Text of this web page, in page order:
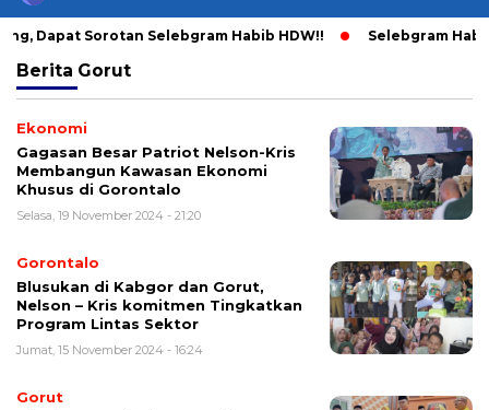
Dapat Sorotan Selebgram Habib HDW!! Selebgram Habib
Berita Gorut
Ekonomi
Gagasan Besar Patriot Nelson-Kris
Membangun Kawasan Ekonomi
Khusus di Gorontalo
Selasa, 19 November 2024 - 21:20
Gorontalo
Blusukan di Kabgor dan Gorut,
Nelson – Kris komitmen Tingkatkan
Program Lintas Sektor
Jumat, 15 November 2024 - 16:24
Gorut